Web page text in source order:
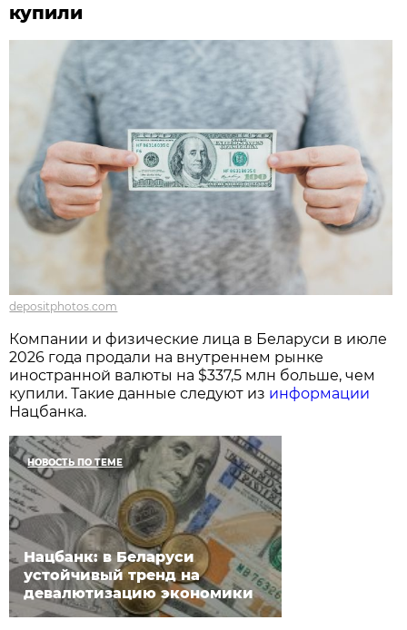
купили
depositphotos.com
Компании и физические лица в Беларуси в июле
2026 года продали на внутреннем рынке
иностранной валюты на $337,5 млн больше, чем
купили. Такие данные следуют из информации
Нацбанка.
НОВОСТЬ ПО ТЕМЕ
Нацбанк: в Беларуси
устойчивый тренд на
девалютизацию экономики